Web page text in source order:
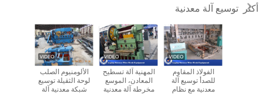
أكثر توسيع آلة معدنية
الألومنيوم الصلب
لوحة الثقيلة توسيع
شبكة معدنية آلة
المهنية آلة تسطيح
المعادن، الموسع
مخرطة آلة معدنية
الفولاذ المقاوم
للصدأ توسيع آلة
معدنية مع نظام